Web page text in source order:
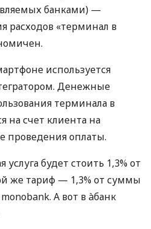
банками) —
расходов «терминал в
используется
Денежные
терминала в
на счет клиента на
проведения оплаты.
услуга будет стоить 1,3% от
же тариф — 1,3% от суммы
А вот в àбанк